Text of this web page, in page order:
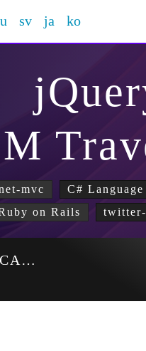
sv ja ko
mvc C# Language
on Rails